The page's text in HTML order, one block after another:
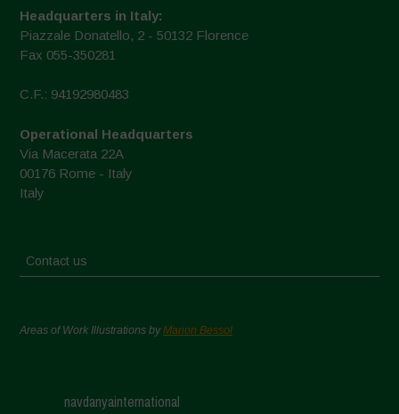
Headquarters in Italy:
Piazzale Donatello, 2 - 50132 Florence
Fax 055-350281
C.F.: 94192980483
Operational Headquarters
Via Macerata 22A
00176 Rome - Italy
Italy
Contact us
Areas of Work Illustrations byMarion Bessol
navdanyainternational